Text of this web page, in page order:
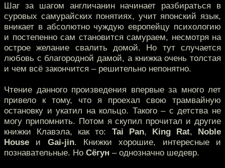
Шаг за шагом англичанин начинает разбираться в
суровых самурайских понятиях, учит японский язык,
вникает в абсолютно чуждую европейцу психологию
и постепенно сам становится самураем, несмотря на
острое желание свалить домой. Но тут случается
любовь с благородной дамой, а книжка очень толстая
и чем всё закончится – решительно непонятно.
Чтение данного произведения впервые за много лет
привело к тому, что я проехал свою трамвайную
остановку и укатил на кольцо. Такого – с детства не
могу припомнить. Потом я скупил прочитал и другие
книжки Клавэла, как то: Tai Pan, King Rat, Noble
House и Gai-jin. Книжки хорошие, интересные и
познавательные. Но Сёгун – однозначно шедевр.